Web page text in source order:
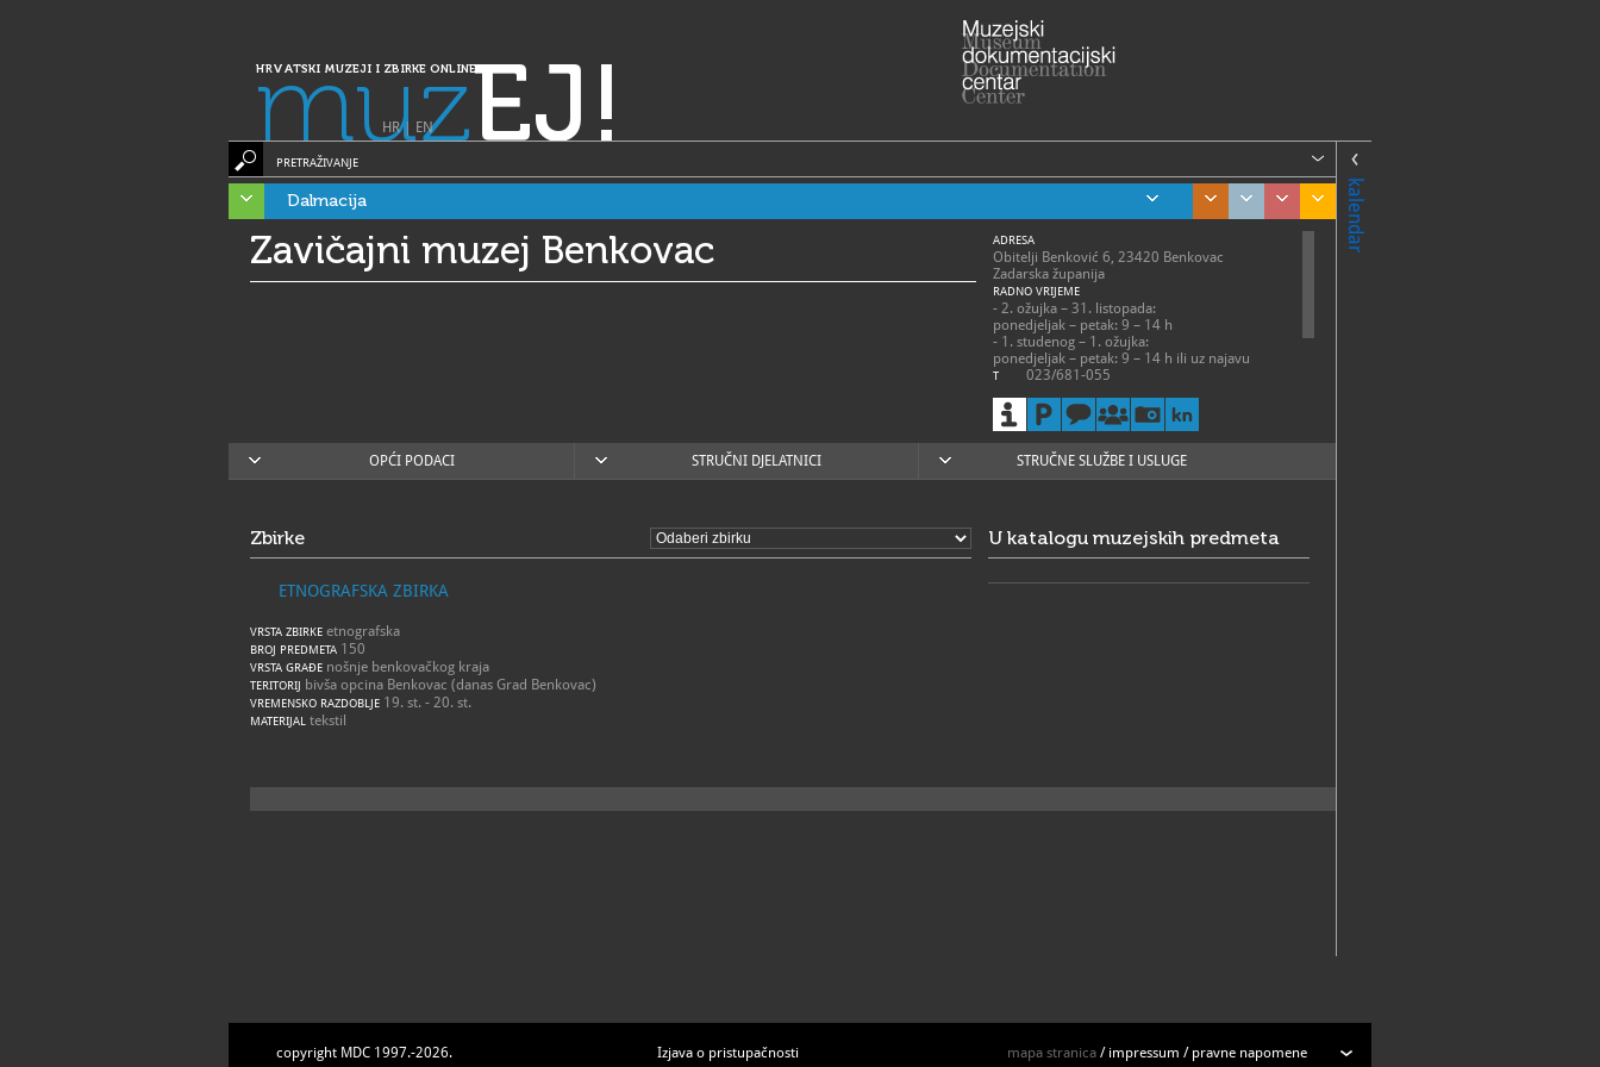
HRVATSKI MUZEJI I ZBIRKE ONLINE
muzEJ!
HR| EN
kalendar
PRETRAŽIVANJE
Dalmacija
Zavičajni muzej Benkovac ADRESA
Obitelji Benković 6, 23420 Benkovac
Zadarska županija
RADNO VRIJEME
- 2. ožujka – 31. listopada:
ponedjeljak – petak: 9 – 14 h
- 1. studenog – 1. ožujka:
ponedjeljak – petak: 9 – 14 h ili uz najavu
T 023/681-055
info@muzej-benkovac.hr,
muzej.benkovac@gmail.com
W
https://muzej-benkovac.hr/
OPĆI PODACI
STRUČNI DJELATNICI STRUČNE SLUŽBE I USLUGE
Zbirke
ETNOGRAFSKA ZBIRKA
VRSTA ZBIRKE etnografska
BROJ PREDMETA 150
VRSTA GRAĐE nošnje benkovačkog kraja
TERITORIJ bivša opcina Benkovac (danas Grad Benkovac)
VREMENSKO RAZDOBLJE 19. st. - 20. st.
MATERIJAL tekstil
U katalogu muzejskih predmeta
copyright MDC 1997.-2026. Izjava o pristupačnosti mapa stranica / impressum / pravne napomene